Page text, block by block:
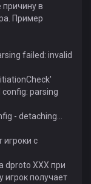
в
Пример
failed: invalid
config: parsing
- detaching...
игроки с
dproto XХХ при
игрок получает